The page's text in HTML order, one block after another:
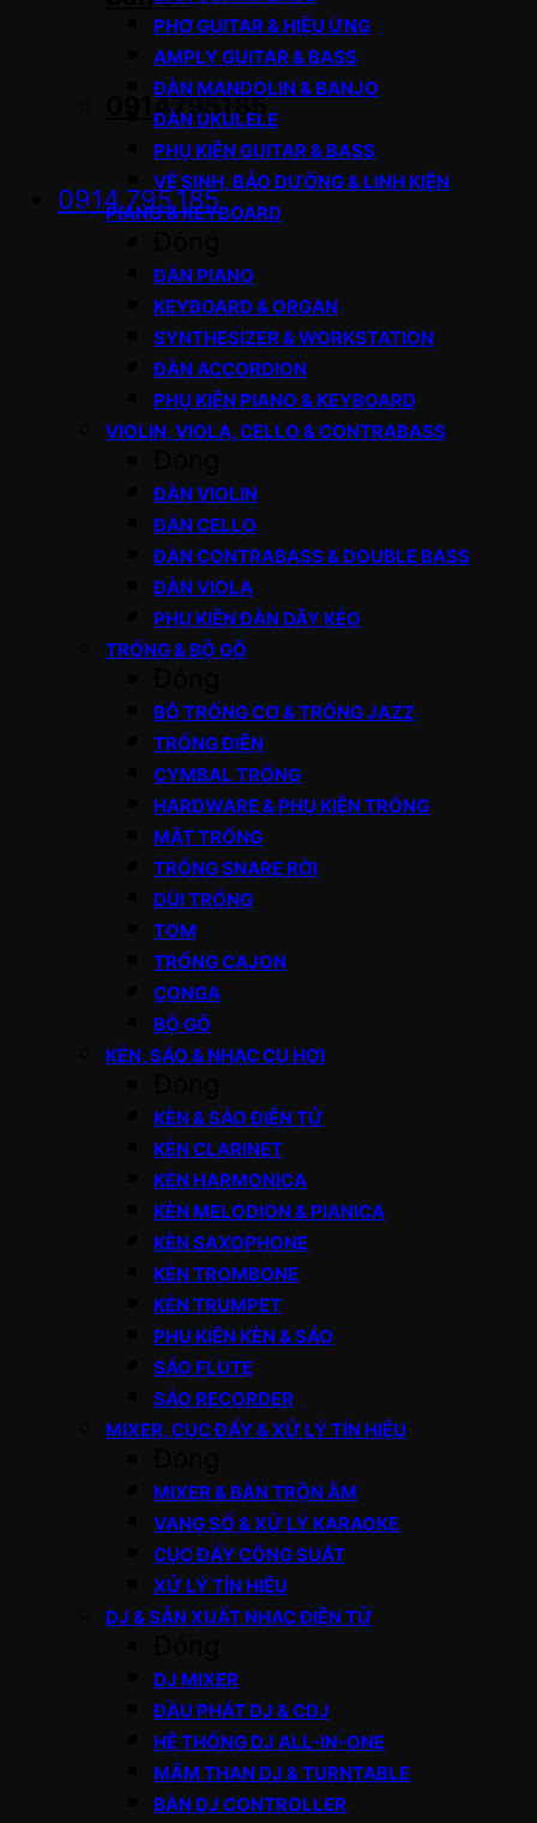
0914795185
0914.795.185
PHƠ GUITAR & HIỆU ỨNG
AMPLY GUITAR & BASS
ĐÀN MANDOLIN & BANJO
ĐÀN UKULELE
PHỤ KIỆN GUITAR & BASS
VỆ SINH, BẢO DƯỠNG & LINH KIỆN
PIANO & KEYBOARD
ĐÀN PIANO
KEYBOARD & ORGAN
SYNTHESIZER & WORKSTATION
ĐÀN ACCORDION
PHỤ KIỆN PIANO & KEYBOARD
VIOLIN, VIOLA, CELLO & CONTRABASS
ĐÀN VIOLIN
ĐÀN CELLO
ĐÀN CONTRABASS & DOUBLE BASS
ĐÀN VIOLA
PHỤ KIỆN ĐÀN DÂY KÉO
TRỐNG & BỘ GÕ
BỘ TRỐNG CƠ & TRỐNG JAZZ
TRỐNG ĐIỆN
CYMBAL TRỐNG
HARDWARE & PHỤ KIỆN TRỐNG
MẶT TRỐNG
TRỐNG SNARE RỜI
DÙI TRỐNG
TOM
TRỐNG CAJON
CONGA
BỘ GÕ
KÈN, SÁO & NHẠC CỤ HƠI
KÈN & SÁO ĐIỆN TỬ
KÈN CLARINET
KÈN HARMONICA
KÈN MELODION & PIANICA
KÈN SAXOPHONE
KÈN TROMBONE
KÈN TRUMPET
PHỤ KIỆN KÈN & SÁO
SÁO FLUTE
SÁO RECORDER
MIXER, CỤC ĐẨY & XỬ LÝ TÍN HIỆU
MIXER & BÀN TRỘN ÂM
VANG SỐ & XỬ LÝ KARAOKE
CỤC ĐẨY CÔNG SUẤT
XỬ LÝ TÍN HIỆU
DJ & SẢN XUẤT NHẠC ĐIỆN TỬ
DJ MIXER
ĐẦU PHÁT DJ & CDJ
HỆ THỐNG DJ ALL-IN-ONE
MÂM THAN DJ & TURNTABLE
BÀN DJ CONTROLLER